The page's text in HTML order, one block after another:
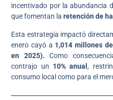
incentivado por la abundancia
que fomentan laretención de
Esta estrategia impactó
enero cayó a 1,014 millones
en 2025). Como
contrajo un 10% anual,
consumo local como para el